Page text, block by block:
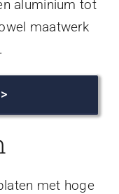
aluminium tot
maatwerk
met hoge